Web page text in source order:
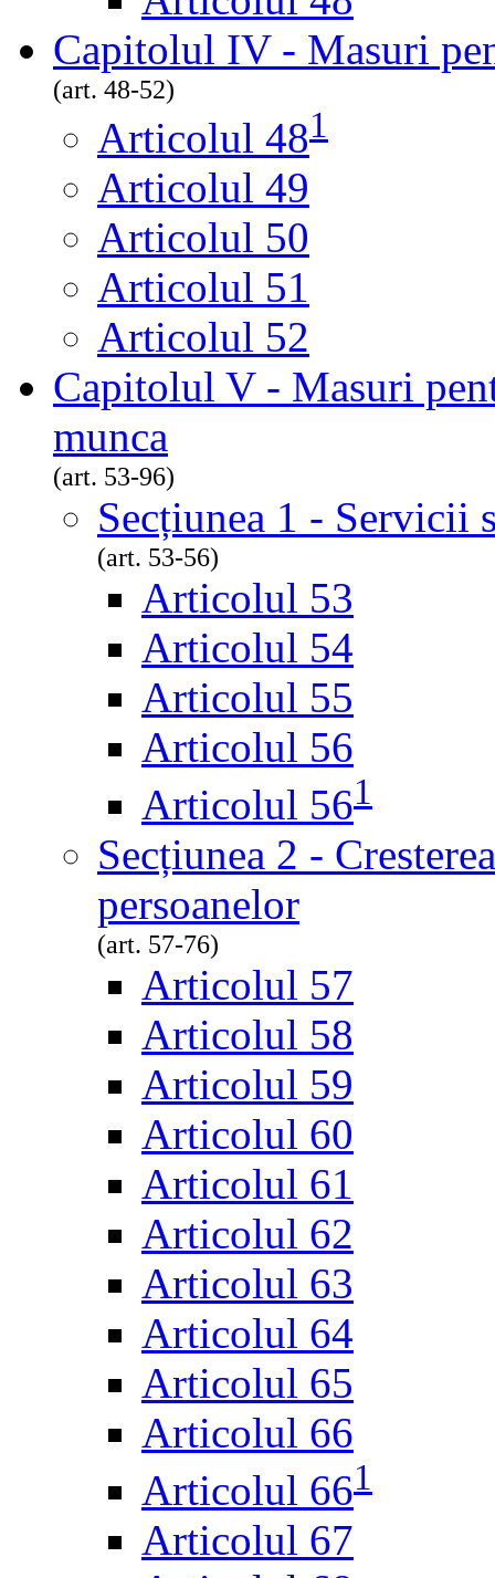
Capitolul IV - Masuri
(art. 48-52)
Articolul 481
Articolul 49
Articolul 50
Articolul 51
Articolul 52
Capitolul V - Masuri
munca
(art. 53-96)
Secțiunea 1 - Servicii
(art. 53-56)
Articolul 53
Articolul 54
Articolul 55
Articolul 56
Articolul 561
Secțiunea 2 -
persoanelor
(art. 57-76)
Articolul 57
Articolul 58
Articolul 59
Articolul 60
Articolul 61
Articolul 62
Articolul 63
Articolul 64
Articolul 65
Articolul 66
Articolul 661
Articolul 67